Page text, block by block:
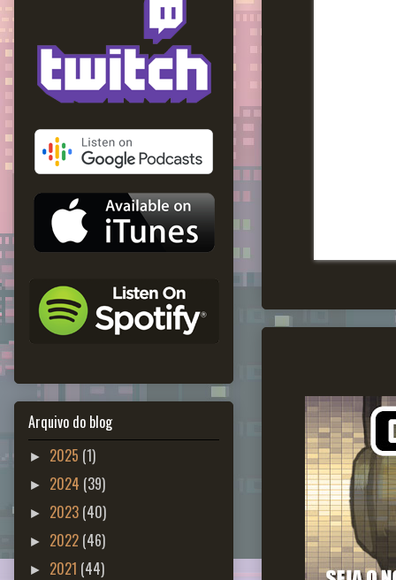
Arquivo do blog
► 2025 (1)
► 2024 (39)
► 2023 (40)
► 2022 (46)
► 2021 (44)